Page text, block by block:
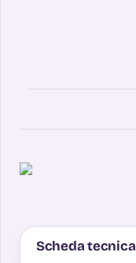
Scheda tecnica